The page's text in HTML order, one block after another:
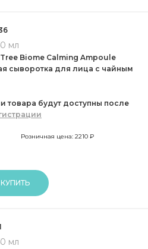
мл
Tree Biome Calming Ampoule
сыворотка для лица с чайным
товара будут доступны после
Розничная цена: 2210 ₽
КУПИТЬ
мл